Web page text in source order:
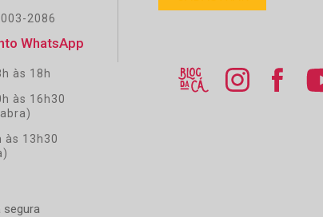
2086
WhatsApp
às 18h
às 16h30
às 13h30
segura